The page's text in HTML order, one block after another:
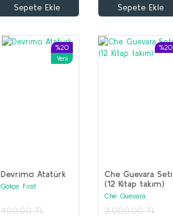
Sepete Ekle Sepete Ekle
%20
Yeni
Devrimci Atatürk
Gökçe Fırat
400,00 TL
%20
Che Guevara Seti
(12 Kitap takım)
Che Guevara
2.000,00 TL